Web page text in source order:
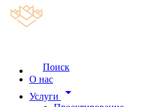
Поиск
О нас
Услуги
arrow_drop_down